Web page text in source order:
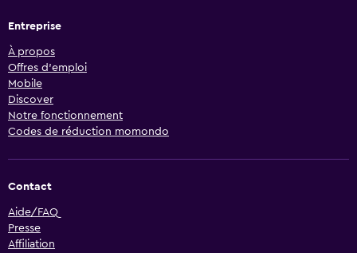
Entreprise
À propos
Offres d’emploi
Mobile
Discover
Notre fonctionnement
Codes de réduction momondo
Contact
Aide/FAQ
Presse
Affiliation